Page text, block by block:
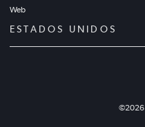
Web
ESTADOS UNIDOS
©2026